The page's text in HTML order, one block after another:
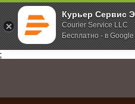
Курьер Сервис
Courier Service LLC
Бесплатно - в
;
Главная О компании